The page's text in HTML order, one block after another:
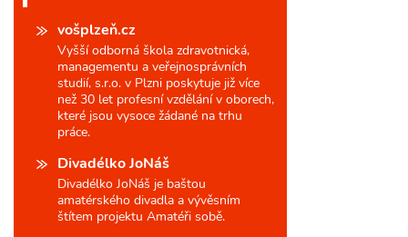
vošplzeň.cz
Vyšší odborná škola zdravotnická,
managementu a veřejnosprávních
studií, s.r.o. v Plzni poskytuje již více
než 30 let profesní vzdělání v oborech,
které jsou vysoce žádané na trhu
práce.
Divadélko JoNáš
Divadélko JoNáš je baštou
amatérského divadla a vývěsním
štítem projektu Amatéři sobě.